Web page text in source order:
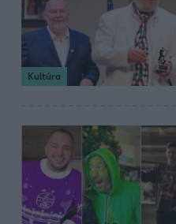
Kultúra